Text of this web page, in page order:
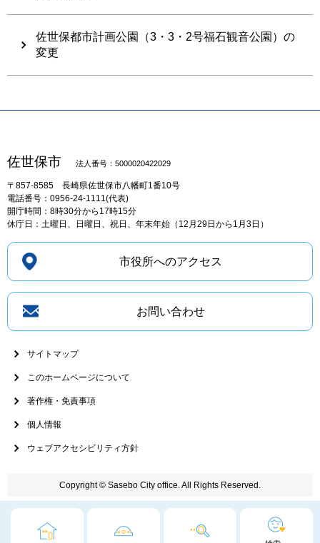
佐世保都市計画公園（3・3・2号福石観音公園）の
変更
佐世保市 法人番号：5000020422029
〒857-8585 長崎県佐世保市八幡町1番10号
電話番号：0956-24-1111(代表)
開庁時間：8時30分から17時15分
休庁日：土曜日、日曜日、祝日、年末年始（12月29日から1月3日）
市役所へのアクセス
お問い合わせ
サイトマップ
このホームページについて
著作権・免責事項
個人情報
ウェブアクセシビリティ方針
Copyright © Sasebo City office. All Rights Reserved.